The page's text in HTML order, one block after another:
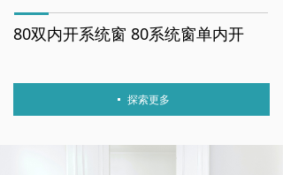
넷 探索更多
80双内开系统窗 80系统窗单内开